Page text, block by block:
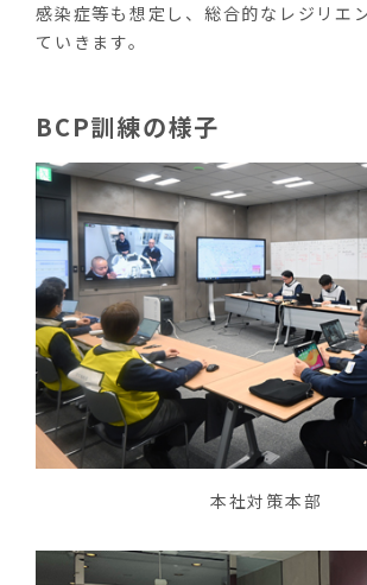
感染症等も想定し、総合的なレジリエ
ていきます。
BCP訓練の様子
本社対策本部